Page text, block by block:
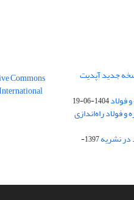
جدید آپدیت
فولاد1404-06-19
راه‌اندازی
در نشریه
1397-
Commons